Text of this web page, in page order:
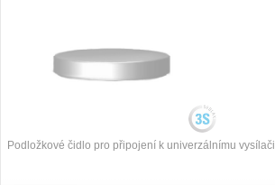
Podložkové čidlo pro připojení k univerzálnímu vysílači